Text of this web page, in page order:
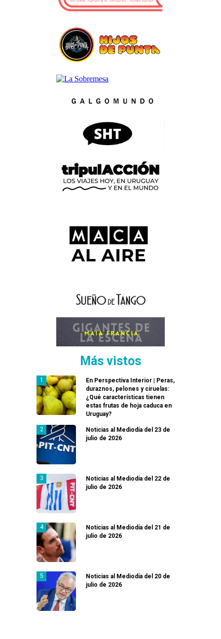
Más vistos
En Perspectiva Interior | Peras,
duraznos, pelones y ciruelas:
¿Qué características tienen
estas frutas de hoja caduca en
Uruguay?
Noticias al Mediodía del 23 de
julio de 2026
Noticias al Mediodía del 22 de
julio de 2026
Noticias al Mediodía del 21 de
julio de 2026
Noticias al Mediodía del 20 de
julio de 2026